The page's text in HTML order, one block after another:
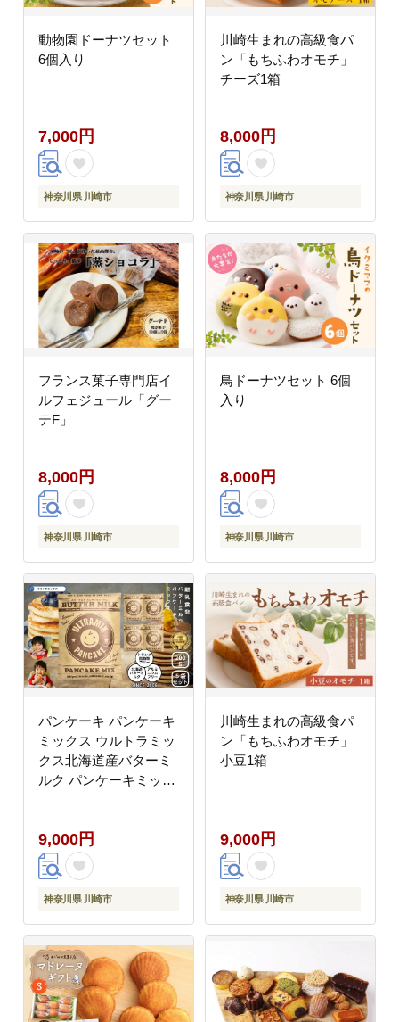
動物園ドーナツセット
6個入り
7,000円
神奈川県 川崎市
川崎生まれの高級食パ
ン「もちふわオモチ」
チーズ1箱
8,000円
神奈川県 川崎市
フランス菓子専門店イ
ルフェジュール「グー
テF」
8,000円
神奈川県 川崎市
鳥ドーナツセット 6個
入り
8,000円
神奈川県 川崎市
パンケーキ パンケーキ
ミックス ウルトラミッ
クス北海道産バターミ
ルク パンケーキミック
肪酸フリー アルミフリ
ー膨張剤使用 香料・着
色料不使用
9,000円
神奈川県 川崎市
川崎生まれの高級食パ
ン「もちふわオモチ」
小豆1箱
9,000円
神奈川県 川崎市